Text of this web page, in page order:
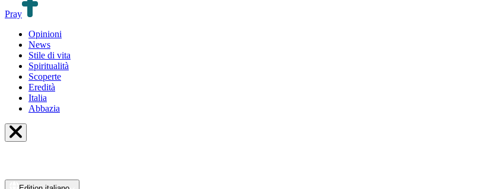
Pray
Opinioni
News
Stile di vita
Spiritualità
Scoperte
Eredità
Italia
Abbazia